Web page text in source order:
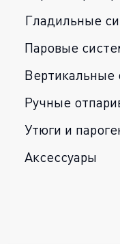
Гладильные
Паровые
Вертикальные
Ручные
Утюги и
Аксессуары